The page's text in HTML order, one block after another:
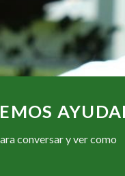
conversar y ver como